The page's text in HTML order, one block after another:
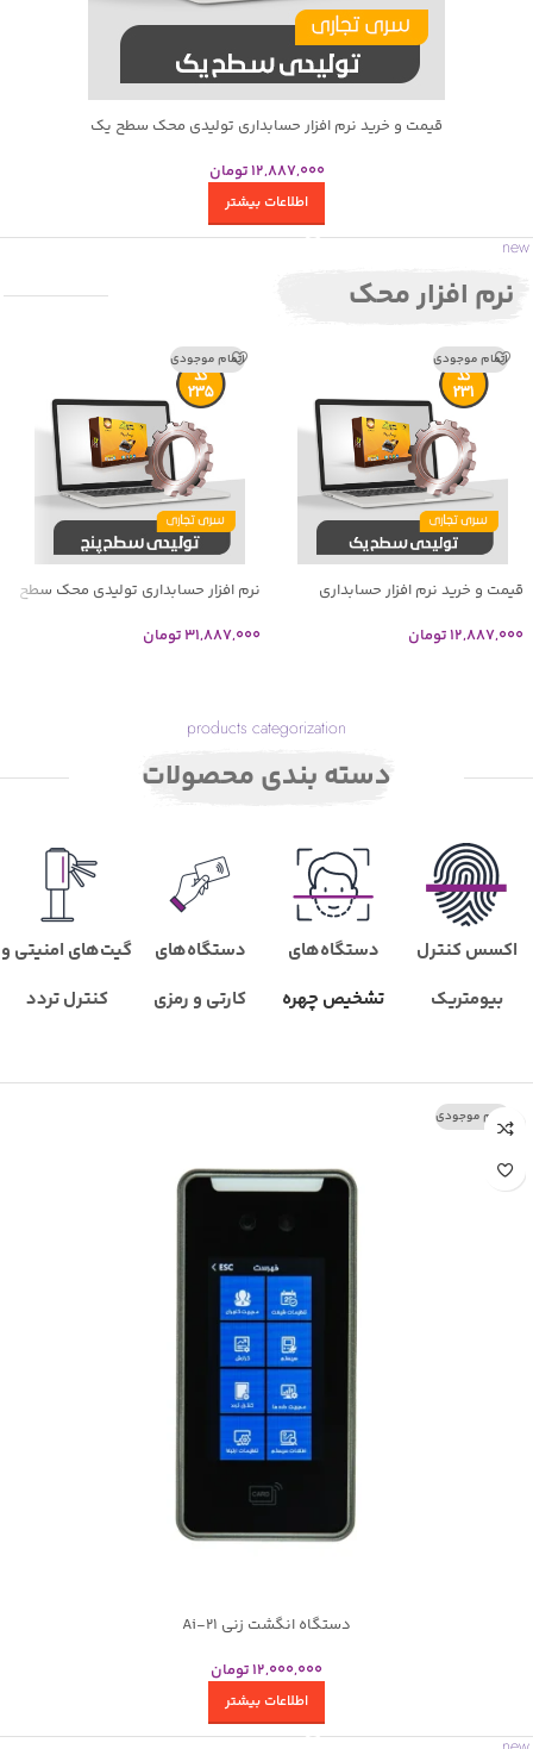
قیمت و خرید نرم افزار حسابداری تولیدی محک سطح یک
12,887,000تومان
اطلاعات بیشتر
new
نرم افزار محک
اتمام موجودی
قیمت و خرید نرم افزار حسابداری
12,887,000تومان
اتمام موجودی
نرم افزار حسابداری تولیدی محک سطح
31,887,000تومان
products categorization
دسته بندی محصولات​
اکسس کنترل
بیومتریک
دستگاه‌های
تشخیص چهره
دستگاه‌های
کارتی و رمزی
گیت‌های امنیتی و
کنترل تردد
اتمام موجودی
دستگاه انگشت زنی Ai-21
12,000,000تومان
اطلاعات بیشتر